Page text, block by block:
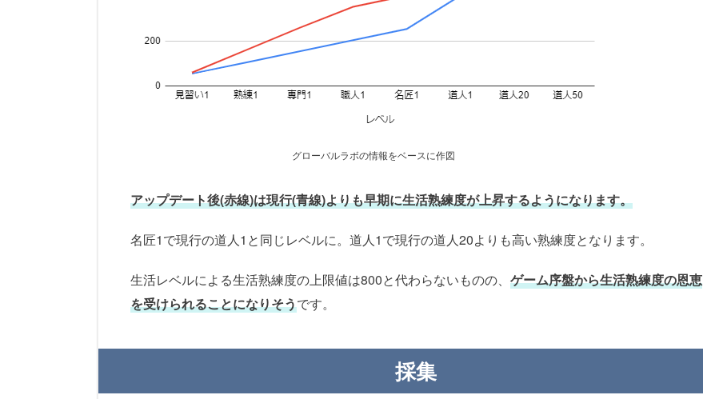
グローバルラボの情報をベースに作図
アップデート後(赤線)は現行(青線)よりも早期に生活熟練度が上昇するようになります。
名匠1で現行の道人1と同じレベルに。道人1で現行の道人20よりも高い熟練度となります。
生活レベルによる生活熟練度の上限値は800と代わらないものの、 ゲーム序盤から生活熟練度の恩恵
を受けられることになりそうです。
採集